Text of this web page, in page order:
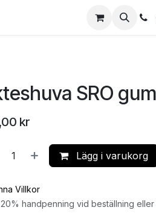
SRO
kr
Lägg i varukorg
Villkor
handpenning vid beställning